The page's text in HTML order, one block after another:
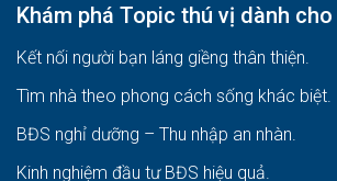
Khám phá Topic thú vị dành cho
Kết nối người bạn láng giềng thân thiện.
Tìm nhà theo phong cách sống khác biệt
BĐS nghỉ dưỡng – Thu nhập an nhàn
Kinh nghiệm đầu tư BĐS hiệu quả